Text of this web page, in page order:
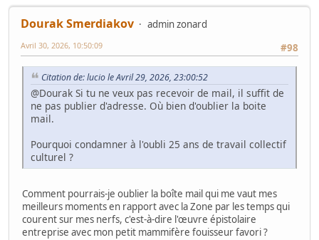
Dourak Smerdiakov
admin zonard
#98
Avril 30, 2026, 10:50:09
Citation de: lucio le Avril 29, 2026, 23:00:52
@Dourak Si tu ne veux pas recevoir de mail, il suffit de
ne pas publier d'adresse. Où bien d'oublier la boite
mail.
Pourquoi condamner à l'oubli 25 ans de travail collectif
culturel ?
Comment pourrais-je oublier la boîte mail qui me vaut mes
meilleurs moments en rapport avec la Zone par les temps qui
courent sur mes nerfs, c'est-à-dire l'œuvre épistolaire
entreprise avec mon petit mammifère fouisseur favori ?